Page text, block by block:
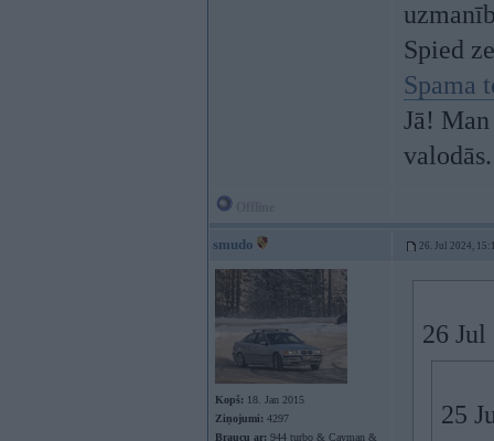
Spied
Spama
Jā!
valodās.
smudo 26. Jul 2024,
Kopš: 18. Jan 2015
Ziņojumi: 4297
Braucu ar: 944 turbo & Cayman &
26
25